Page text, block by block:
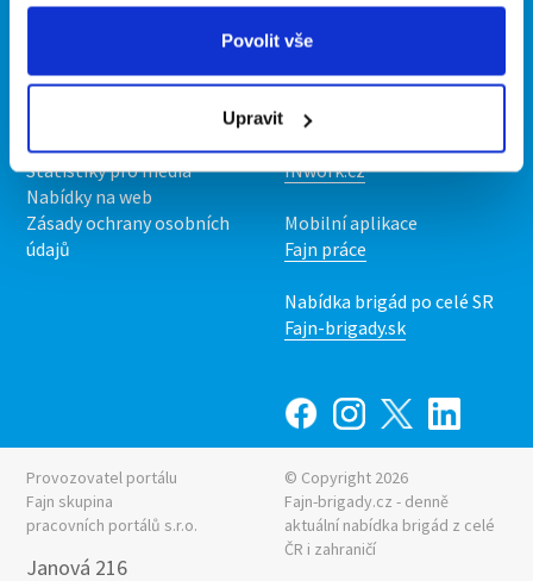
Povolit vše
Upravit
O portálu
O nás
Upravit předvolby cookies
Statistiky pro média
Nabídky na web
Zásady ochrany osobních
údajů
Naše další projekty
Fajn brigády
Nabídka práce z celé ČR
INwork.cz
Mobilní aplikace
Fajn práce
Nabídka brigád po celé SR
Fajn-brigady.sk
Provozovatel portálu
Fajn skupina
pracovních portálů s.r.o.
Janová 216
© Copyright 2026
Fajn-brigady.cz - denně
aktuální nabídka brigád z celé
ČR i zahraničí